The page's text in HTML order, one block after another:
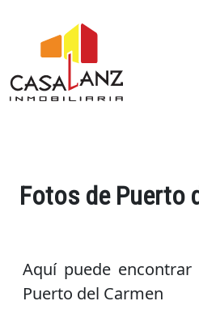
Fotos de Puerto
Aquí puede
Puerto del Carmen